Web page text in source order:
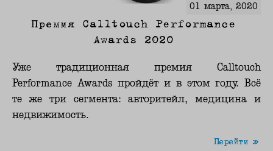
01 марта, 2020
Премия Calltouch Performance
Awards 2020
Уже традиционная премия Calltouch
Performance Awards пройдёт и в этом году. Всё
те же три сегмента: авторитейл, медицина и
недвижимость.
Перейти »